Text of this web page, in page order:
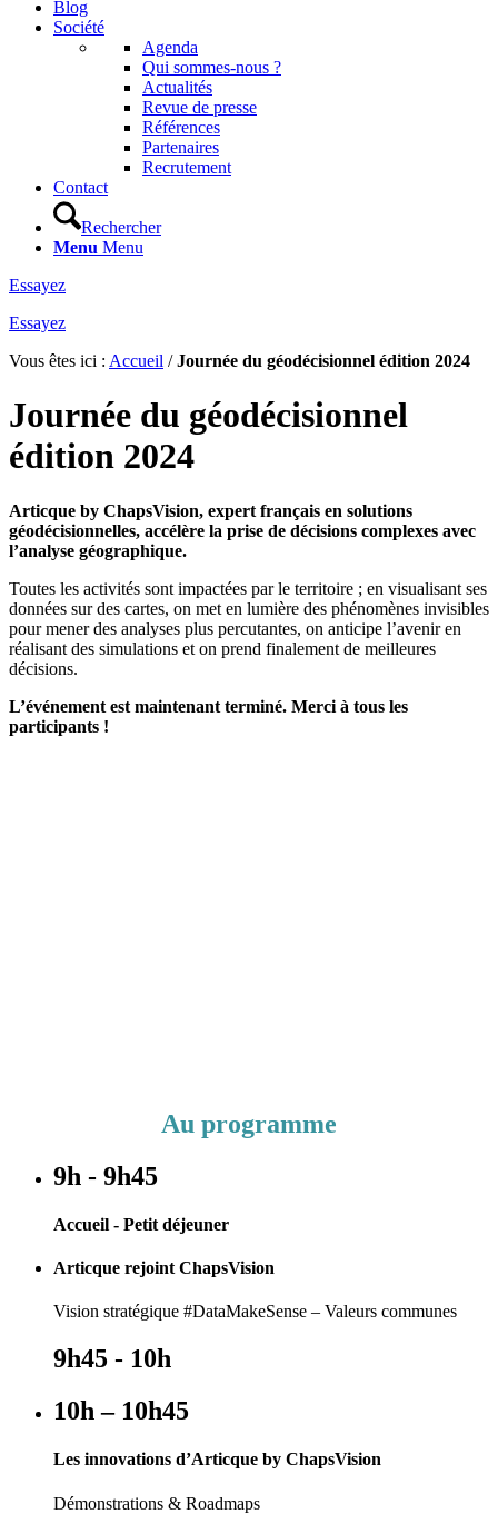
Blog
Société
Agenda
Qui sommes-nous ?
Actualités
Revue de presse
Références
Partenaires
Recrutement
Contact
Rechercher
Menu Menu
Essayez
Essayez
Vous êtes ici : Accueil /Journée du géodécisionnel édition 2024
Journée du géodécisionnel
édition 2024
Articque by ChapsVision, expert français en solutions
géodécisionnelles, accélère la prise de décisions complexes avec
l’analyse géographique.
Toutes les activités sont impactées par le territoire ; en visualisant ses
données sur des cartes, on met en lumière des phénomènes invisibles
pour mener des analyses plus percutantes, on anticipe l’avenir en
réalisant des simulations et on prend finalement de meilleures
décisions.
L’événement est maintenant terminé. Merci à tous les
participants !
Au programme
9h - 9h45
Accueil - Petit déjeuner
Articque rejoint ChapsVision
Vision stratégique #DataMakeSense – Valeurs communes
9h45 - 10h
10h – 10h45
Les innovations d’Articque by ChapsVision
Démonstrations & Roadmaps